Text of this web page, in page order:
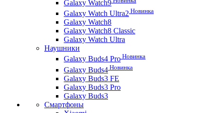
Galaxy Watch9
Galaxy Watch Ultra2 Новинка
Galaxy Watch8
Galaxy Watch8 Classic
Galaxy Watch Ultra
Наушники
Galaxy Buds4 Pro Новинка
Galaxy Buds4 Новинка
Galaxy Buds3 FE
Galaxy Buds3 Pro
Galaxy Buds3
Смартфоны